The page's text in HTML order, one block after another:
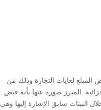
الشيك المبرز ن/1 لأمر المدعي وحيث قبض المبلغ لغايات التجارة وذلك من
المبرز صورة عنها بأنه قبض
البينات سابق الإشارة إليها وهي